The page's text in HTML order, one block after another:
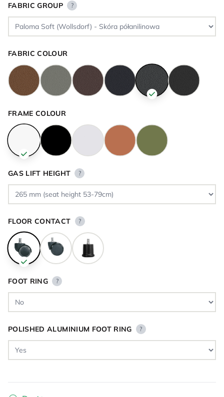
FABRIC GROUP ?
FABRIC COLOUR
FRAME COLOUR
GAS LIFT HEIGHT ?
FLOOR CONTACT ?
FOOT RING ?
POLISHED ALUMINIUM FOOT RING ?